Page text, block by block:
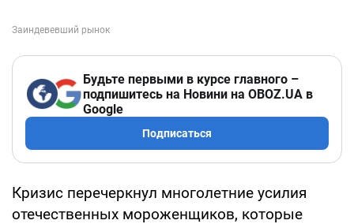
Будьте первыми в курсе главного –
подпишитесь на Новини на OBOZ.UA в
Google
Подписаться
Кризис перечеркнул многолетние усилия
отечественных мороженщиков, которые